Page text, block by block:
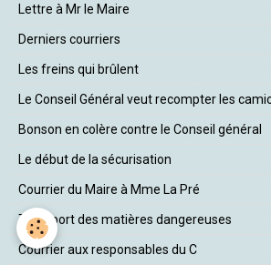
Lettre à Mr le Maire
Derniers courriers
Les freins qui brûlent
Le Conseil Général veut recompter les
Bonson en colère contre le Conseil général
Le début de la sécurisation
Courrier du Maire à Mme La Pré
Transport des matières dangereuses
Courrier aux responsables du C